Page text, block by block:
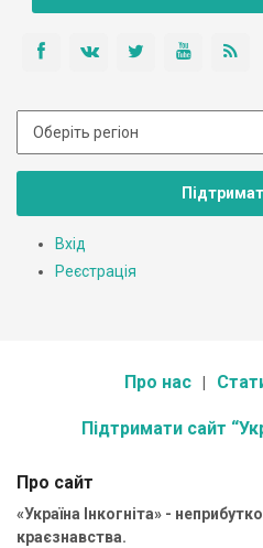
Вхід
Реєстрація
Про нас
Підтримати сайт
Про сайт
«Україна Інкогніта» -
краєзнавства.